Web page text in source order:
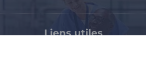
Liens utiles